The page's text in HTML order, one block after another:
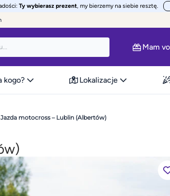
Ty wybierasz prezent, my bierzemy na siebie resztę.
Mam
kogo? Lokalizacje
Jazda motocross – Lublin (Albertów)